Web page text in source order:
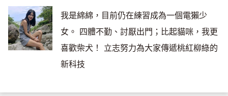
我是綿綿，目前仍在練習成為一個電獺少
女。 四體不勤、討厭出門；比起貓咪，我更
喜歡柴犬！ 立志努力為大家傳遞桃紅柳綠的
新科技